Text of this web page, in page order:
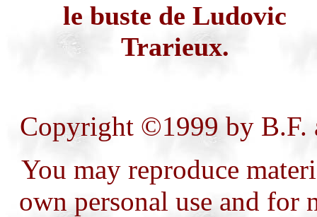
le buste de Ludovic
Trarieux.
Copyright ©1999 by B.F.
You may reproduce
own personal use and